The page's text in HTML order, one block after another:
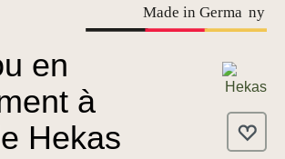
Made in Germa ny
en
à
Hekas